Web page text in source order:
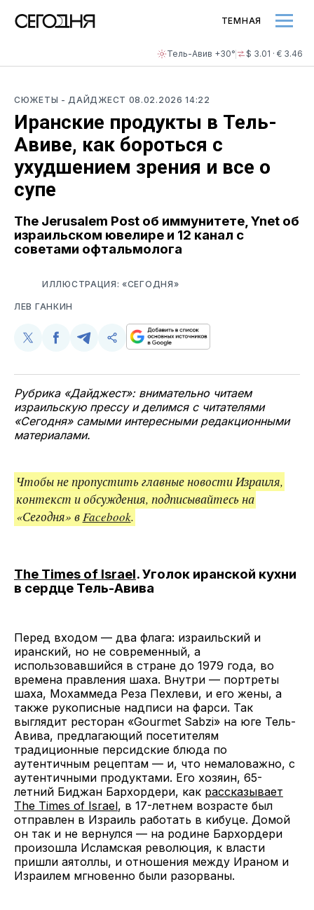
Тель-Авив +30° $ 3.01 · € 3.46
ТЕМНАЯ
СЮЖЕТЫ - ДАЙДЖЕСТ 08.02.2026 14:22
Иранские продукты в Тель-
Авиве, как бороться с
ухудшением зрения и все о
супе
The Jerusalem Post об иммунитете, Ynet об
израильском ювелире и 12 канал с
советами офтальмолога
ИЛЛЮСТРАЦИЯ: «СЕГОДНЯ»
ЛЕВ ГАНКИН
Поделиться
Twitter
Поделиться
Facebook
Поделиться
Telegram
Скопируйте
поделитесь
Рубрика «Дайджест»: внимательно читаем
израильскую прессу и делимся с читателями
«Сегодня» самыми интересными редакционными
материалами.
Чтобы не пропустить главные новости Израиля,
контекст и обсуждения, подписывайтесь на
«Сегодня» вFacebook.
The Times of Israel. Уголок иранской кухни
в сердце Тель-Авива
Перед входом — два флага: израильский и
иранский, но не современный, а
использовавшийся в стране до 1979 года, во
времена правления шаха. Внутри — портреты
шаха, Мохаммеда Реза Пехлеви, и его жены, а
также рукописные надписи на фарси. Так
выглядит ресторан «Gourmet Sabzi» на юге Тель-
Авива, предлагающий посетителям
традиционные персидские блюда по
аутентичным рецептам — и, что немаловажно, с
аутентичными продуктами. Его хозяин, 65-
летний Биджан Бархордери, как рассказывает
The Times of Israel, в 17-летнем возрасте был
отправлен в Израиль работать в кибуце. Домой
он так и не вернулся — на родине Бархордери
произошла Исламская революция, к власти
пришли аятоллы, и отношения между Ираном и
Израилем мгновенно были разорваны.